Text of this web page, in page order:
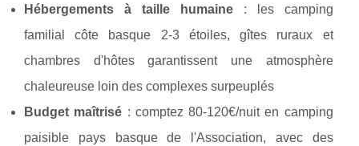
Hébergements à taille humaine: les camping
familial côte basque 2-3 étoiles, gîtes ruraux et
chambres d'hôtes garantissent une atmosphère
chaleureuse loin des complexes surpeuplés
Budget maîtrisé : comptez 80-120€/nuit en camping
paisible pays basque de l'Association, avec des